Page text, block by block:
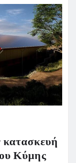
κατασκευή
Κύμης